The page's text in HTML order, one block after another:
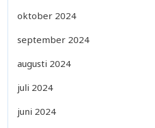
oktober 2024
september 2024
augusti 2024
juli 2024
juni 2024